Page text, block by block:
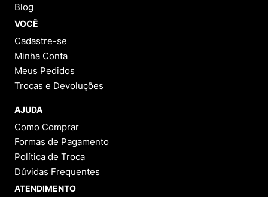
Blog
VOCÊ
Cadastre-se
Minha Conta
Meus Pedidos
Trocas e Devoluções
AJUDA
Como Comprar
Formas de Pagamento
Política de Troca
Dúvidas Frequentes
ATENDIMENTO